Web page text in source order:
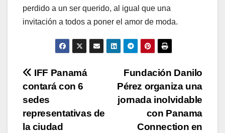
perdido a un ser querido, al igual que una
invitación a todos a poner el amor de moda.
Navegación
de
entradas
Fundación Danilo
Pérez organiza una
jornada inolvidable
con Panama
Connection en
IFF Panamá
contará con 6
sedes
representativas de
la ciudad